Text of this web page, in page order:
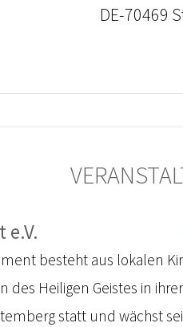
DE-70469
besteht aus lokalen
des Heiligen Geistes in
statt und wächst